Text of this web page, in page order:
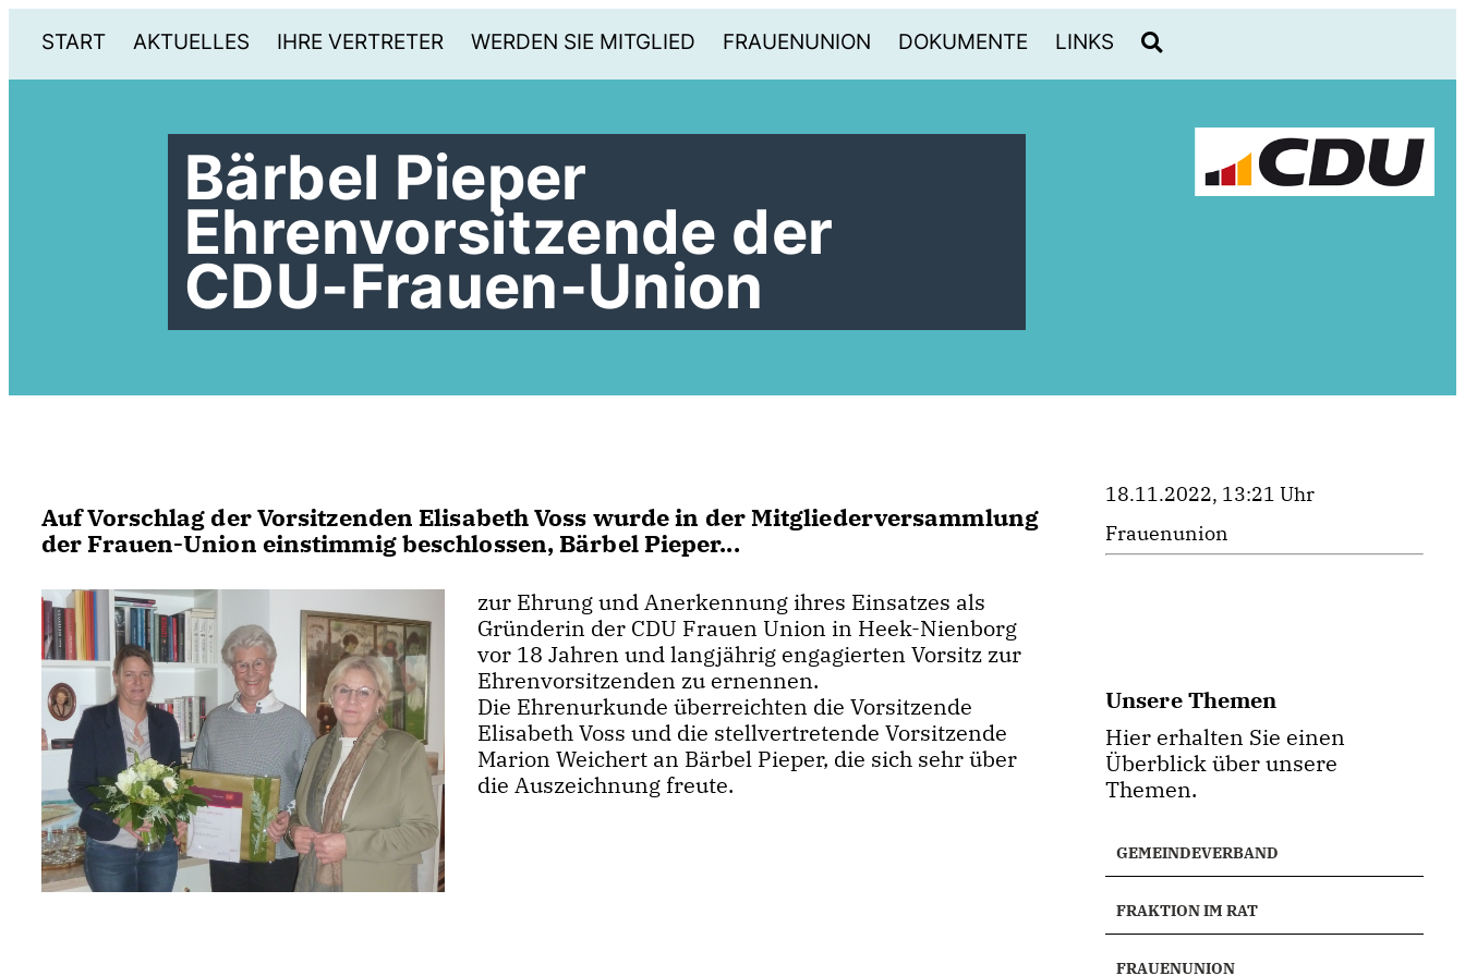
START AKTUELLES IHRE VERTRETER WERDEN SIE MITGLIED FRAUENUNION DOKUMENTE LINKS
Bärbel Pieper
Ehrenvorsitzende der
CDU-Frauen-Union
Auf Vorschlag der Vorsitzenden Elisabeth Voss wurde in der Mitgliederversammlung
der Frauen-Union einstimmig beschlossen, Bärbel Pieper...
zur Ehrung und Anerkennung ihres Einsatzes als
Gründerin der CDU Frauen Union in Heek-Nienborg
vor 18 Jahren und langjährig engagierten Vorsitz zur
Ehrenvorsitzenden zu ernennen.
Die Ehrenurkunde überreichten die Vorsitzende
Elisabeth Voss und die stellvertretende Vorsitzende
Marion Weichert an Bärbel Pieper, die sich sehr über
die Auszeichnung freute.
18.11.2022, 13:21 Uhr
Frauenunion
Unsere Themen
Hier erhalten Sie einen
Überblick über unsere
Themen.
GEMEINDEVERBAND
FRAKTION IM RAT
FRAUENUNION